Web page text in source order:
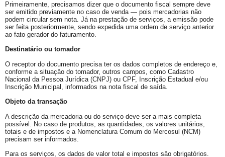
Primeiramente, precisamos dizer que o documento fiscal sempre deve
ser emitido previamente no caso de venda — pois mercadorias não
podem circular sem nota. Já na prestação de serviços, a emissão pode
ser feita posteriormente, sendo expedida uma ordem de serviço anterior
ao fato gerador do faturamento.
Destinatário ou tomador
O receptor do documento precisa ter os dados completos de endereço e,
conforme a situação do tomador, outros campos, como Cadastro
Nacional da Pessoa Jurídica (CNPJ) ou CPF, Inscrição Estadual e/ou
Inscrição Municipal, informados na nota fiscal de saída.
Objeto da transação
A descrição da mercadoria ou do serviço deve ser a mais completa
possível. No caso de produtos, as quantidades, os valores unitários,
totais e de impostos e a Nomenclatura Comum do Mercosul (NCM)
precisam ser informados.
Para os serviços, os dados de valor total e impostos são obrigatórios.